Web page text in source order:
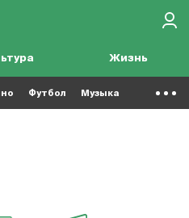
Жизнь
Футбол Музыка